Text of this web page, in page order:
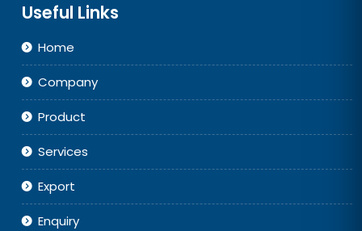
Useful Links
Home
Company
Product
Services
Export
Enquiry